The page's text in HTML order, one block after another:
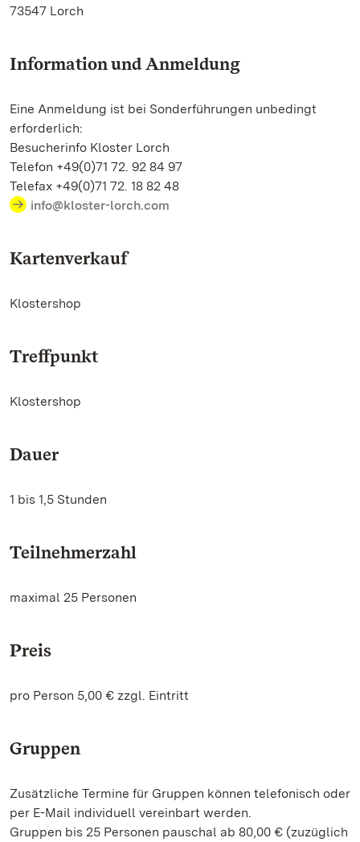
73547 Lorch
Information und Anmeldung
Eine Anmeldung ist bei Sonderführungen unbedingt
erforderlich:
Besucherinfo Kloster Lorch
Telefon +49(0)71 72. 92 84 97
Telefax +49(0)71 72. 18 82 48
info@kloster-lorch.com
Kartenverkauf
Klostershop
Treffpunkt
Klostershop
Dauer
1 bis 1,5 Stunden
Teilnehmerzahl
maximal 25 Personen
Preis
pro Person 5,00 € zzgl. Eintritt
Gruppen
Zusätzliche Termine für Gruppen können telefonisch oder
per E-Mail individuell vereinbart werden.
Gruppen bis 25 Personen pauschal ab 80,00 € (zuzüglich